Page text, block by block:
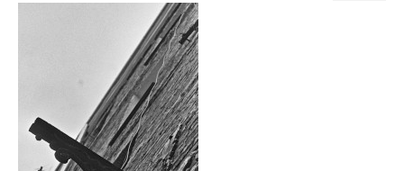
Praska biblioteczka
Kontakt